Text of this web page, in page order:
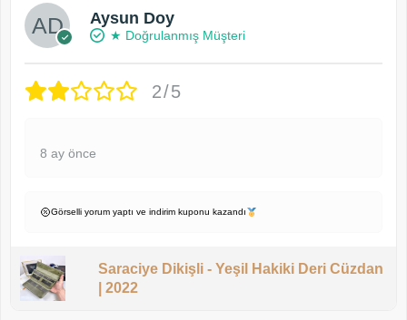
Aysun Doy
★ Doğrulanmış Müşteri
2/5
8 ay önce
Görselli yorum yaptı ve indirim kuponu kazandı
Saraciye Dikişli - Yeşil Hakiki Deri Cüzdan
| 2022